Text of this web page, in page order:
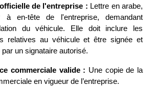
de l'entreprise : Lettre en arabe,
à en-tête de l'entreprise, demandant
du véhicule. Elle doit inclure les
relatives au véhicule et être signée et
un signataire autorisé.
commerciale valide : Une copie de la
en vigueur de l’entreprise.